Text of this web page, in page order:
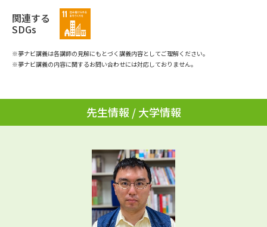
Ｑ＆Ａ よくあるご質問 大学進学IDについて
お支払いについて
個人情報取扱規定
テレメール進学カタログ
訂正のご案内
関連する
SDGs
※夢ナビ講義は各講師の見解にもとづく講義内容としてご理解ください。
※夢ナビ講義の内容に関するお問い合わせには対応しておりません。
先生情報 / 大学情報